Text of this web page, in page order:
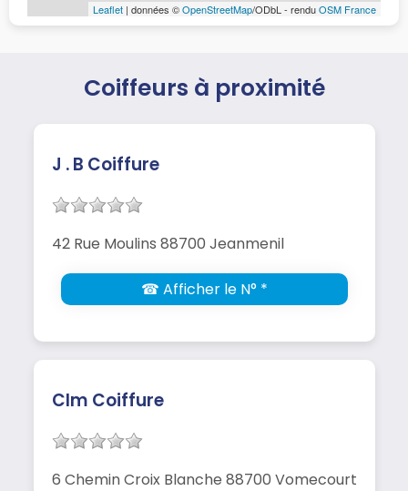
Leaflet | données ©OpenStreetMap/ODbL - renduOSM France
Coiffeurs à proximité
J . B Coiffure
42 Rue Moulins 88700 Jeanmenil
☎ Afficher le N° *
Clm Coiffure
6 Chemin Croix Blanche 88700 Vomecourt